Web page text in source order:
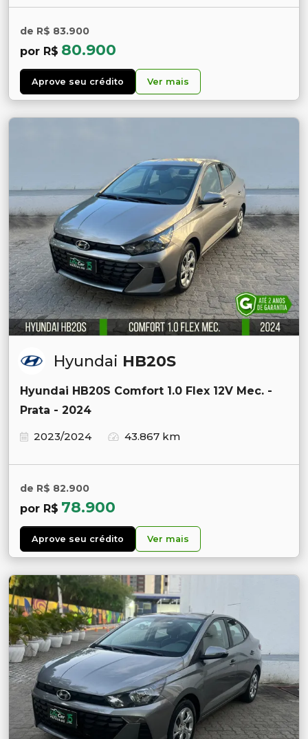
de R$ 83.900
por R$ 80.900
Aprove seu crédito Ver mais
Hyundai HB20S
Hyundai HB20S Comfort 1.0 Flex 12V Mec. -
Prata - 2024
2023/2024
43.867 km
de R$ 82.900
por R$ 78.900
Aprove seu crédito Ver mais